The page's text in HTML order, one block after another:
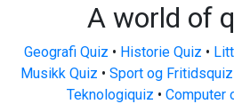
A world of
Geografi Quiz • Historie Quiz •
Musikk Quiz • Sport og Fritidsquiz
Teknologiquiz • Computer